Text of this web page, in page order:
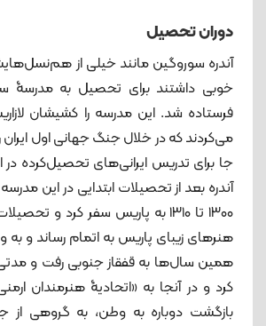
دوران تحصیل
آندره سوروگین مانند خیلی از
خوبی داشتند برای تحصیل به مدرسۀ
فرستاده شد. این مدرسه را کشیشان
می‌کردند که در خلال جنگ جهانی اول ایران
جا برای تدریس ایرانی‌های تحصیل‌کرده در
آندره بعد از تحصیلات ابتدایی در این
۱۳۰۰ تا ۱۳۱۰ به پاریس سفر کرد و
هنرهای زیبای پاریس به اتمام رساند و
همین سال‌ها به قفقاز جنوبی رفت و
کرد و در آنجا به «اتحادیۀ هنرمندان
بازگشت دوباره به وطن، به گروهی از